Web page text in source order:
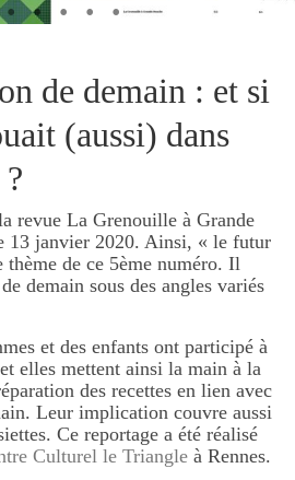
de demain : et si
(aussi) dans
revue La Grenouille à Grande
13 janvier 2020. Ainsi, « le futur
thème de ce 5ème numéro. Il
demain sous des angles variés
et des enfants ont participé à
elles mettent ainsi la main à la
des recettes en lien avec
Leur implication couvre aussi
Ce reportage a été réalisé
Culturel le Triangle à Rennes.